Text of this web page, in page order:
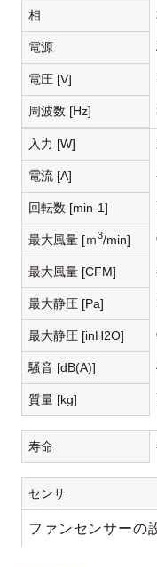
相
電源
電圧 [V]
周波数 [Hz]
入力 [W]
電流 [A]
回転数 [min-1]
最大風量 [ｍ3/min]
最大風量 [CFM]
最大静圧 [Pa]
最大静圧 [inH2O]
騒音 [dB(A)]
質量 [kg]
寿命
センサ
ファンセンサーの